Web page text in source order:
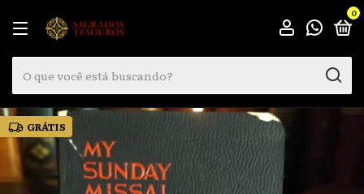
0
GRÁTIS